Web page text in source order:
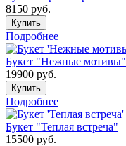
8150 руб.
Купить
Подробнее
Букет "Нежные мотивы"
19900 руб.
Купить
Подробнее
Букет "Теплая встреча"
15500 руб.